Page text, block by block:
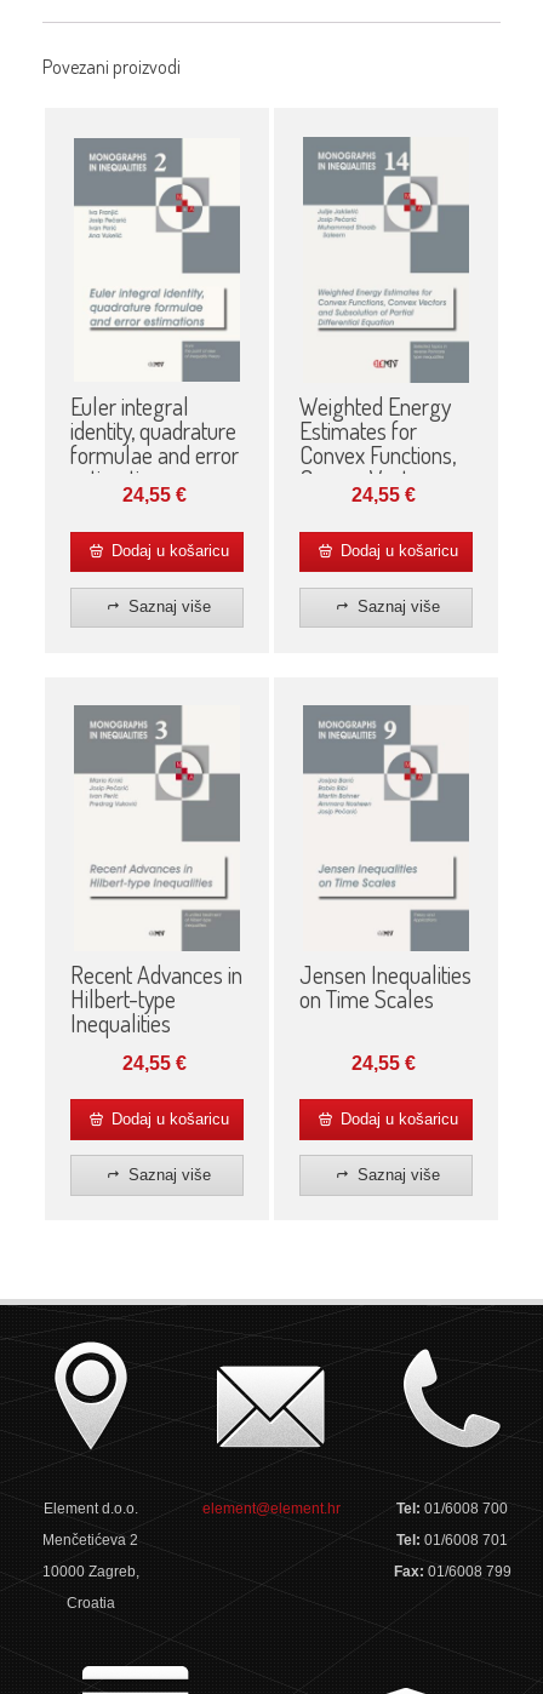
Povezani proizvodi
Euler integral
identity, quadrature
formulae and error
estimations
24,55€
Dodaj u košaricu
Saznaj više
Weighted Energy
Estimates for
Convex Functions,
Convex Vectors
and Subsolution of
Partial Differential
Equation
24,55€
Dodaj u košaricu
Saznaj više
Recent Advances in
Hilbert-type
Inequalities
24,55€
Dodaj u košaricu
Saznaj više
Jensen Inequalities
on Time Scales
24,55€
Dodaj u košaricu
Saznaj više
Element d.o.o.
Menčetićeva 2
10000 Zagreb,
Croatia
element@element.hr Tel:01/6008 700
Tel:01/6008 701
Fax: 01/6008 799